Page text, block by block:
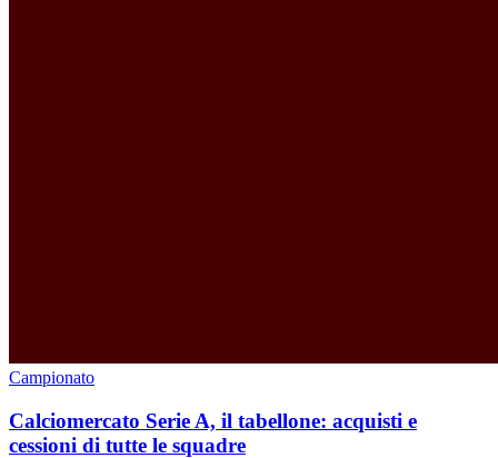
Campionato
Calciomercato Serie A, il tabellone: acquisti e
cessioni di tutte le squadre